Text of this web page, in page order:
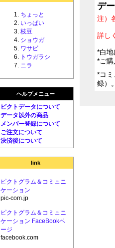
ちょっと
いっぱい
枝豆
ショウガ
ワサビ
トウガラシ
ニラ
ヘルプメニュー
ピクトデータについて
データ以外の商品
メンバー登録について
ご注文について
決済後について
link
ピクトグラム＆コミュニ
ケーション
pic-com.jp
ピクトグラム＆コミュニ
ケーション FaceBookペ
ージ
facebook.com
デ
注）
詳し
*白地
*ご購
*コ
録）。